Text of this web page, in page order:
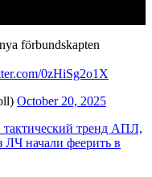
förbundskapten
0zHiSg2o1X
October 20, 2025
тренд АПЛ,
ЛЧ начали феерить в